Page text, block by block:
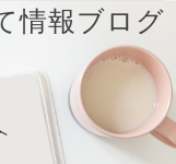
情報ブログ